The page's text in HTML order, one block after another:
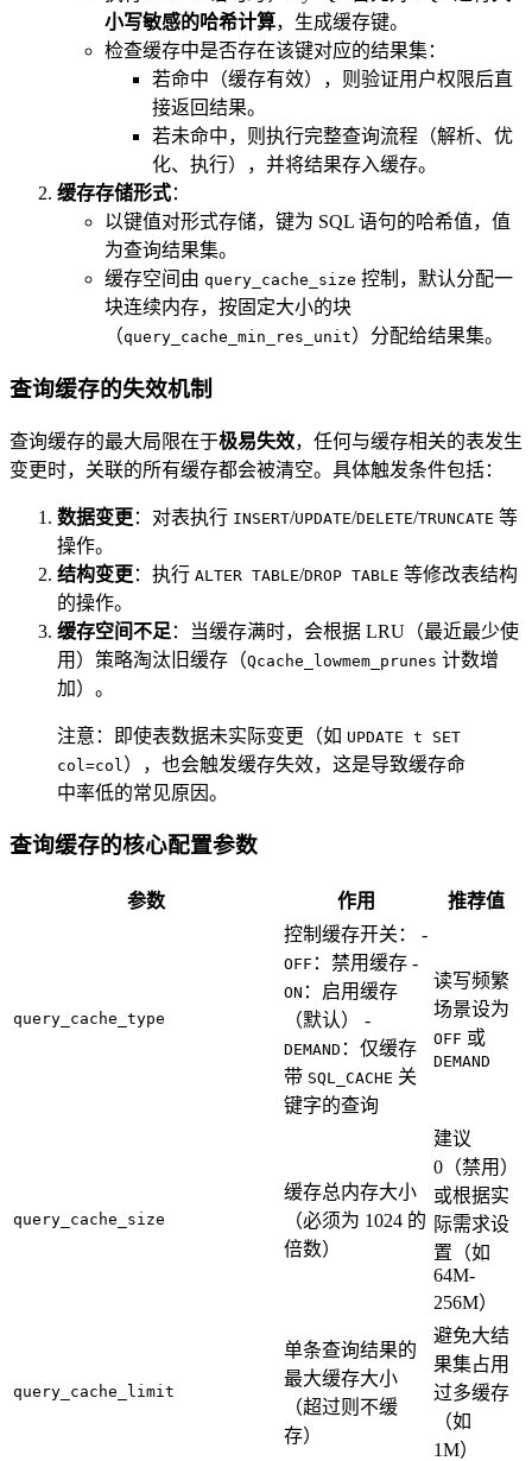
小写敏感的哈希计算，生成缓存键。
检查缓存中是否存在该键对应的结果集：
若命中（缓存有效），则验证用户权限后直
接返回结果。
若未命中，则执行完整查询流程（解析、优
化、执行），并将结果存入缓存。
缓存存储形式：
以键值对形式存储，键为 SQL 语句的哈希值，值
为查询结果集。
缓存空间由 query_cache_size 控制，默认分配一
块连续内存，按固定大小的块
（query_cache_min_res_unit）分配给结果集。
查询缓存的失效机制
查询缓存的最大局限在于极易失效，任何与缓存相关的表发生
变更时，关联的所有缓存都会被清空。具体触发条件包括：
数据变更 ：对表执行 INSERT/UPDATE/DELETE/TRUNCATE 等
操作。
结构变更 ：执行 ALTER TABLE/DROP TABLE 等修改表结构
的操作。
缓存空间不足 ：当缓存满时，会根据 LRU（最近最少使
用）策略淘汰旧缓存（Qcache_lowmem_prunes 计数增
加）。
注意：即使表数据未实际变更（如 UPDATE t SET
col=col ），也会触发缓存失效，这是导致缓存命
中率低的常见原因。
查询缓存的核心配置参数
参数 作用 推荐值
query_cache_type
控制缓存开关： -
OFF ：禁用缓存 -
ON ：启用缓存
（默认） -
DEMAND ：仅缓存
带 SQL_CACHE 关
键字的查询
读写频繁
场景设为
OFF 或
DEMAND
query_cache_size
缓存总内存大小
（必须为 1024 的
倍数）
建议
0（禁用）
或根据实
际需求设
置（如
64M-
256M）
query_cache_limit
单条查询结果的
最大缓存大小
（超过则不缓
存）
避免大结
果集占用
过多缓存
（如
1M）